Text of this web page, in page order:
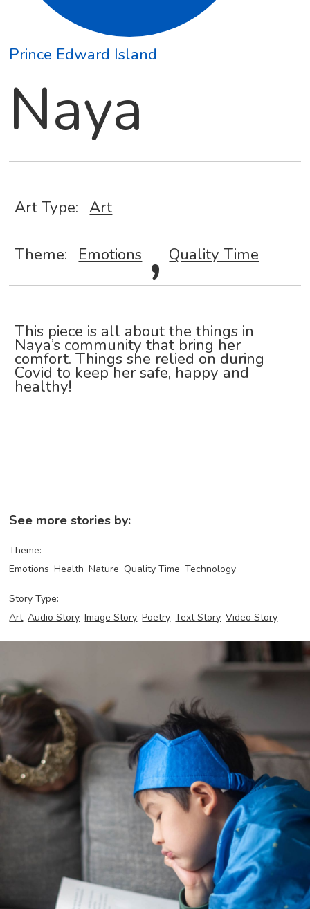
Prince Edward Island
Naya
Art Type: Art
Theme: Emotions , Quality Time
This piece is all about the things in
Naya’s community that bring her
comfort. Things she relied on during
Covid to keep her safe, happy and
healthy!
See more stories by:
Theme:
Emotions Health Nature Quality Time Technology
Story Type:
Art Audio Story Image Story Poetry Text Story Video Story